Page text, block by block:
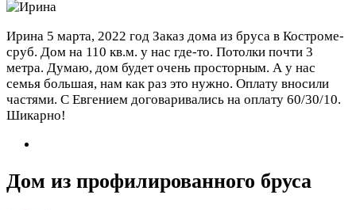
Ирина 5 марта, 2022 год Заказ дома из бруса в Костроме-
сруб. Дом на 110 кв.м. у нас где-то. Потолки почти 3
метра. Думаю, дом будет очень просторным. А у нас
семья большая, нам как раз это нужно. Оплату вносили
частями. С Евгением договаривались на оплату 60/30/10.
Шикарно!
Дом из профилированного бруса